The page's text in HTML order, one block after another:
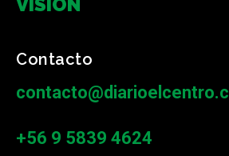
Contacto
contacto@diarioelcentro.cl
+56 9 5839 4624